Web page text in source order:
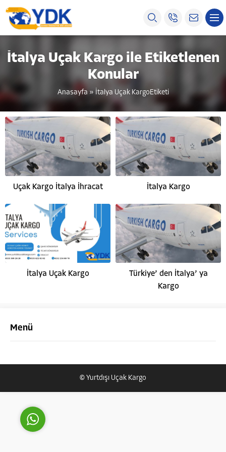
İtalya Uçak Kargo ile Etiketlenen
Konular
Anasayfa» İtalya Uçak KargoEtiketi
Uçak Kargo İtalya İhracat İtalya Kargo
İtalya Uçak Kargo
Türkiye’ den İtalya’ ya
Kargo
Menü
© Yurtdışı Uçak Kargo
Cevap Yaz